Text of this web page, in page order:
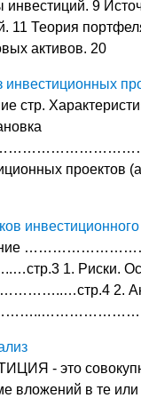
9
11 Теория
активов. 20
стр.
проектов
инвестиционного
1. Риски.
2.
- это
вложений в те